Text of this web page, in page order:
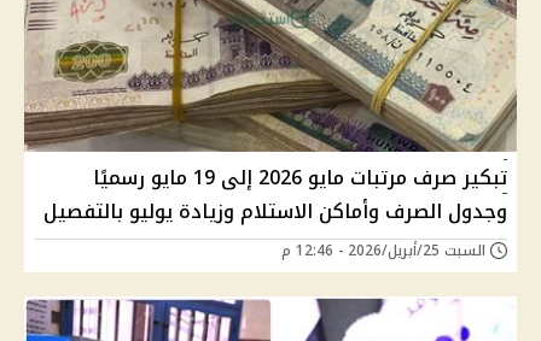
تبكير صرف مرتبات مايو 2026 إلى 19 مايو رسميًا
وجدول الصرف وأماكن الاستلام وزيادة يوليو بالتفصيل
السبت 25/أبريل/2026 - 12:46 م